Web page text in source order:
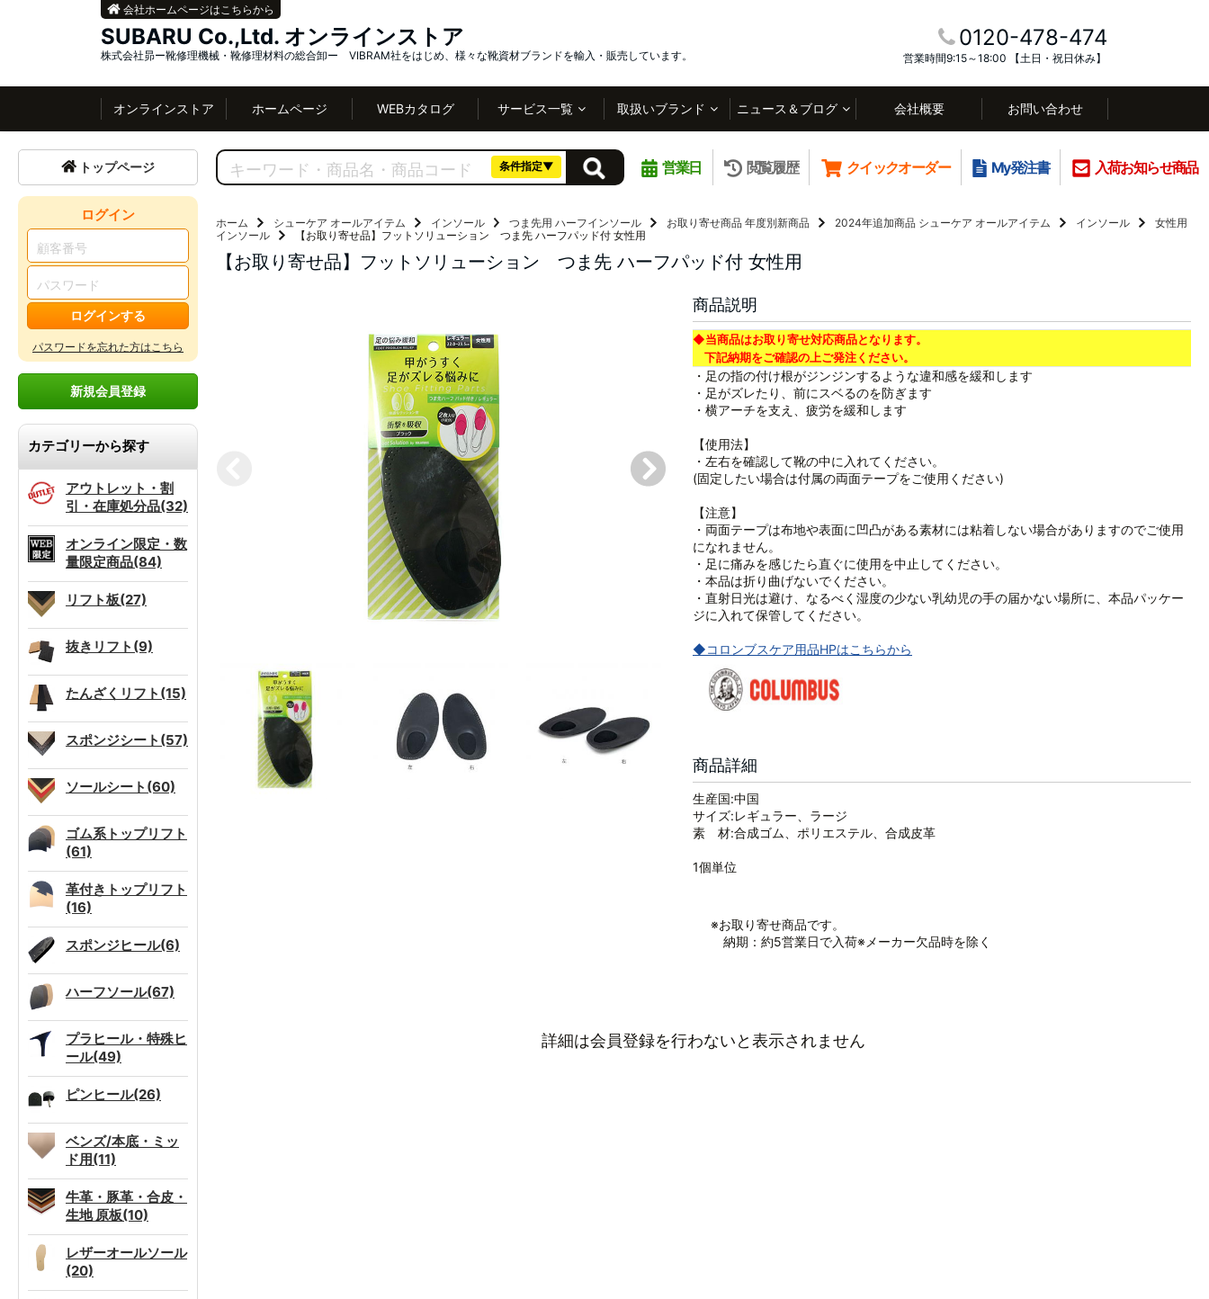
SUBARU Co.,Ltd. オンラインストア
株式会社昴ー靴修理機械・靴修理材料の総合卸ー VIBRAM社をはじめ、様々な靴資材ブランドを輸入・販売しています。
0120-478-474
営業時間9:15～18:00 【土日・祝日休み】
会社ホームページはこちらから
オンラインストア ホームページ WEBカタログ サービス一覧 取扱いブランド ニュース＆ブログ 会社概要 お問い合わせ
トップページ
ログイン
ログインする
パスワードを忘れた方はこちら
新規会員登録
カテゴリーから探す
アウトレット・割
引・在庫処分品(32)
オンライン限定・数
量限定商品(84)
リフト板(27)
抜きリフト(9)
たんざくリフト(15)
スポンジシート(57)
ソールシート(60)
ゴム系トップリフト
(61)
革付きトップリフト
(16)
スポンジヒール(6)
ハーフソール(67)
プラヒール・特殊ヒ
ール(49)
ピンヒール(26)
ベンズ/本底・ミッ
ド用(11)
牛革・豚革・合皮・
生地 原板(10)
レザーオールソール
(20)
条件指定▼ 営業日 閲覧履歴 クイックオーダー My発注書 入荷お知らせ商品
ホーム シューケア オールアイテム インソール つま先用 ハーフインソール お取り寄せ商品 年度別新商品 2024年追加商品 シューケア オールアイテム インソール
女性用
インソール
【お取り寄せ品】フットソリューション つま先 ハーフパッド付 女性用
【お取り寄せ品】フットソリューション つま先 ハーフパッド付 女性用
商品説明
◆当商品はお取り寄せ対応商品となります。
下記納期をご確認の上ご発注ください。
・足の指の付け根がジンジンするような違和感を緩和します
・足がズレたり、前にスベるのを防ぎます
・横アーチを支え、疲労を緩和します
【使用法】
・左右を確認して靴の中に入れてください。
(固定したい場合は付属の両面テープをご使用ください)
【注意】
・両面テープは布地や表面に凹凸がある素材には粘着しない場合がありますのでご使用
になれません。
・足に痛みを感じたら直ぐに使用を中止してください。
・本品は折り曲げないでください。
・直射日光は避け、なるべく湿度の少ない乳幼児の手の届かない場所に、本品パッケー
ジに入れて保管してください。
◆コロンブスケア用品HPはこちらから
商品詳細
生産国:中国
サイズ:レギュラー、ラージ
素 材:合成ゴム、ポリエステル、合成皮革
1個単位
※お取り寄せ商品です。
納期：約5営業日で入荷※メーカー欠品時を除く
詳細は会員登録を行わないと表示されません